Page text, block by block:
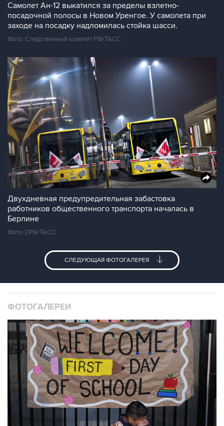
Самолет Ан-12 выкатился за пределы взлетно-
посадочной полосы в Новом Уренгое. У самолета при
заходе на посадку надломилась стойка шасси.
Фото: Следственный комитет РФ/ТАСС
Двухдневная предупредительная забастовка
работников общественного транспорта началась в
Берлине
Фото: DPA/ТАСС
СЛЕДУЮЩАЯ ФОТОГАЛЕРЕЯ
ФОТОГАЛЕРЕИ